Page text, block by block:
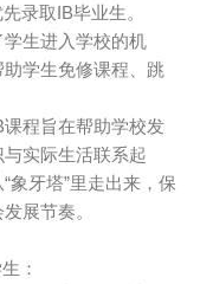
录取IB毕业生。
生进入学校的机
学生免修课程、跳
程旨在帮助学校发
实际生活联系起
象牙塔”里走出来，保
展节奏。
：